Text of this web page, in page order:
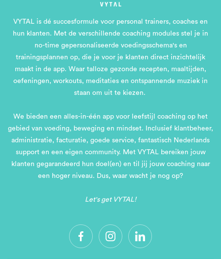
VYTAL is dé succesformule voor personal trainers, coaches en
hun klanten. Met de verschillende coaching modules stel je in
no-time gepersonaliseerde voedingsschema's en
trainingsplannen op, die je voor je klanten direct inzichtelijk
maakt in de app. Waar talloze gezonde recepten, maaltijden,
oefeningen, workouts, meditaties en ontspannende muziek in
staan om uit te kiezen.
We bieden een alles-in-één app voor leefstijl coaching op het
gebied van voeding, beweging en mindset. Inclusief klantbeheer,
administratie, facturatie, goede service, fantastisch Nederlands
support en een eigen community. Met VYTAL bereiken jouw
klanten gegarandeerd hun doel(en) en til jij jouw coaching naar
een hoger niveau. Dus, waar wacht je nog op?
Let's get VYTAL!